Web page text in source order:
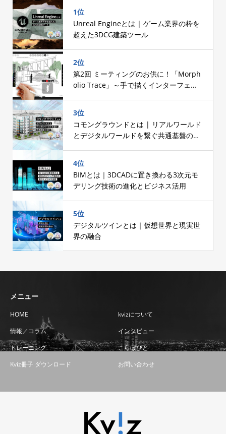
1位
Unreal Engineとは | ゲーム業界の枠を
超えた3DCG建築ツール
2位
第2回 ミーティングのお供に！「Morph
olio Trace」～手で描くインターフェー
3位
コモングラウンドとは | リアルワールド
とデジタルワールドを繋ぐ共通基盤の設
4位
BIMとは｜3DCADに置き換わる3次元モ
デリング技術の進化とビジネス活用
5位
デジタルツインとは｜仮想世界と現実世
界の融合
メニュー
HOME
kvizについて
情報／コラム
インタビュー
トレーニング
こらぼびと
Kviz冊子 ダウンロード
お問い合わせ